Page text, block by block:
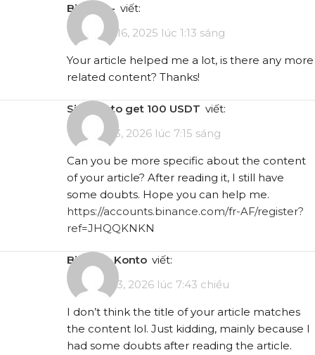
binance- viết:
Tháng 12 16, 2025 lúc 1:13 sáng
Your article helped me a lot, is there any more
related content? Thanks!
Sign up to get 100 USDT viết:
Tháng 1 13, 2026 lúc 7:15 sáng
Can you be more specific about the content
of your article? After reading it, I still have
some doubts. Hope you can help me.
https://accounts.binance.com/fr-AF/register?
ref=JHQQKNKN
binance Konto viết:
Tháng 2 13, 2026 lúc 7:43 chiều
I don’t think the title of your article matches
the content lol. Just kidding, mainly because I
had some doubts after reading the article.